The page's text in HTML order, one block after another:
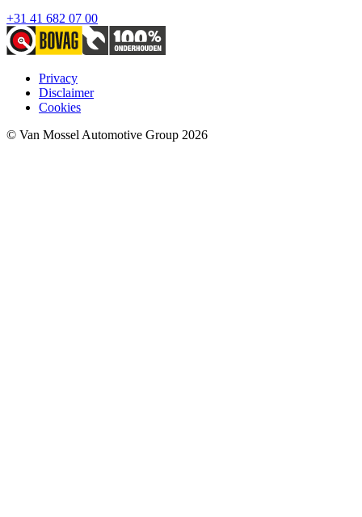
+31 41 682 07 00
Privacy
Disclaimer
Cookies
© Van Mossel Automotive Group 2026